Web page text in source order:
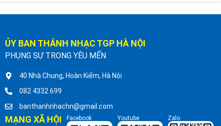
ỦY BAN THÁNH NHẠC TGP HÀ NỘI
PHỤNG SỰ TRONG YÊU MẾN
40 Nhà Chung, Hoàn Kiếm, Hà Nội
082 4332 699
banthanhnhachn@gmail.com
MẠNG XÃ HỘI Facebook Youtube Zalo